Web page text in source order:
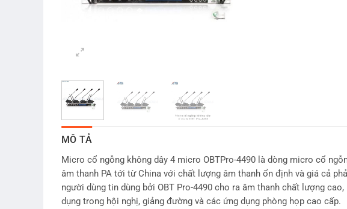
MÔ TẢ
Micro cổ ngỗng không dây 4 micro OBTPro-4490 là dòng micro cổ
âm thanh PA tới từ China với chất lượng âm thanh ổn định và giá cả
người dùng tin dùng bởi OBT Pro-4490 cho ra âm thanh chất lượng
dụng trong hội nghị, giảng đường và các ứng dụng phòng họp cao cấp.